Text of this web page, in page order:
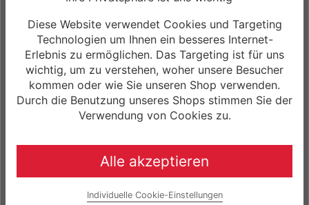
Beleuchtung hinten:
HERRMANS, H-Trace Mini, Standlight, LED,
StVZO authorized
Schutzbleche:
SKS, A-51, 28" (700C)
Ständer:
ca. 13,90 kg ( Gr. 52cm )
Diese Website verwendet Cookies und Targeting
Technologien um Ihnen ein besseres Internet-
Erlebnis zu ermöglichen. Das Targeting ist für uns
wichtig, um zu verstehen, woher unsere Besucher
kommen oder wie Sie unseren Shop verwenden.
Durch die Benutzung unseres Shops stimmen Sie der
Verwendung von Cookies zu.
Alle akzeptieren
Individuelle Cookie-Einstellungen